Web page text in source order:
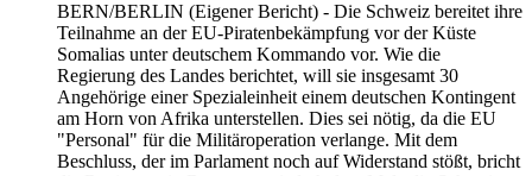
BERN/BERLIN (Eigener Bericht) - Die Schweiz bereitet ihre
Teilnahme an der EU-Piratenbekämpfung vor der Küste
Somalias unter deutschem Kommando vor. Wie die
Regierung des Landes berichtet, will sie insgesamt 30
Angehörige einer Spezialeinheit einem deutschen Kontingent
am Horn von Afrika unterstellen. Dies sei nötig, da die EU
"Personal" für die Militäroperation verlange. Mit dem
Beschluss, der im Parlament noch auf Widerstand stößt, bricht